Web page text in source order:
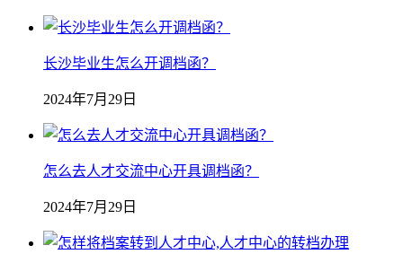
长沙毕业生怎么开调档函？
2024年7月29日
怎么去人才交流中心开具调档函？
2024年7月29日